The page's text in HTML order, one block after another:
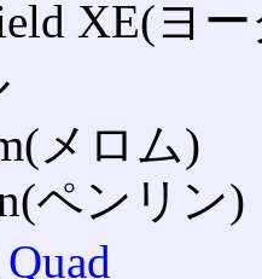
XE(ヨ
メロム)
ペンリン)